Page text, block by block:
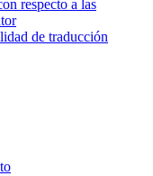
respecto a las
de traducción